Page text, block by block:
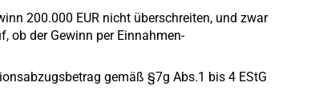
200.000 EUR nicht überschreiten, und zwar
ob der Gewinn per Einnahmen-
gemäß §7g Abs.1 bis 4 EStG